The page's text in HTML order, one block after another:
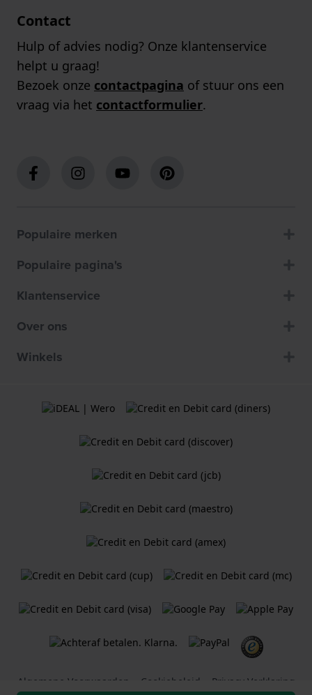
Contact
Hulp of advies nodig? Onze klantenservice
helpt u graag!
Bezoek onze contactpagina of stuur ons een
vraag via het contactformulier.
Populaire merken
Populaire pagina's
Klantenservice
Over ons
Winkels
Algemene Voorwaarden Cookiebeleid Privacy Verklaring